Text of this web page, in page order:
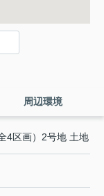
周辺環境
4区画）2号地 土地